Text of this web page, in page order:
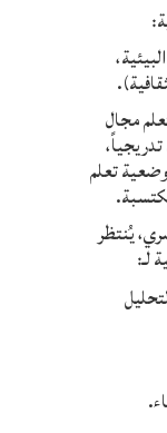
مجال
تعلم
يُنتظر
لـ: